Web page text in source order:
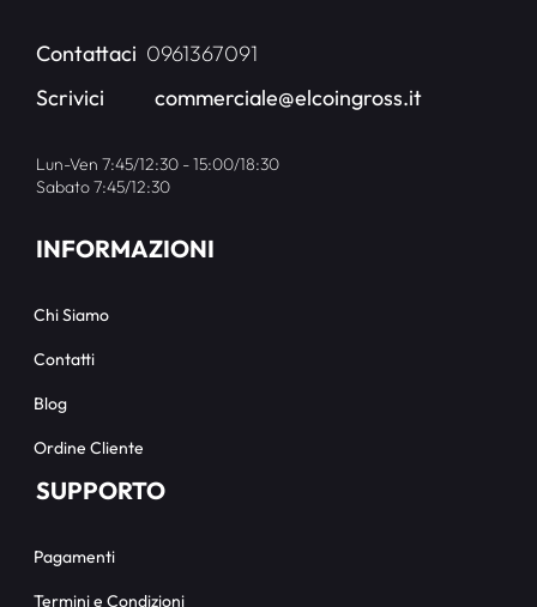
Contattaci 0961367091
Scrivici
commerciale@elcoingross.it
Lun-Ven 7:45/12:30 - 15:00/18:30
Sabato 7:45/12:30
INFORMAZIONI
Chi Siamo
Contatti
Blog
Ordine Cliente
SUPPORTO
Pagamenti
Termini e Condizioni